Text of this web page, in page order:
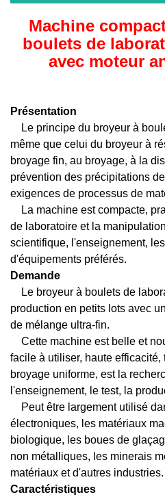
Machine
boulets de
avec moteur
Présentation
Le principe du broyeur à
même que celui du broyeur à
broyage fin, au broyage, à la
prévention des précipitations
exigences de processus de
La machine est compacte,
de laboratoire et la
scientifique, l'enseignement,
d'équipements préférés.
Demande
Le broyeur à boulets de
production en petits lots avec
de mélange ultra-fin.
Cette machine est belle et
facile à utiliser, haute
broyage uniforme, est la
l'enseignement, le test, la
Peut être largement utilisé
électroniques, les matériaux
biologique, les boues de
non métalliques, les minerais
matériaux et d'autres industries.
Caractéristiques